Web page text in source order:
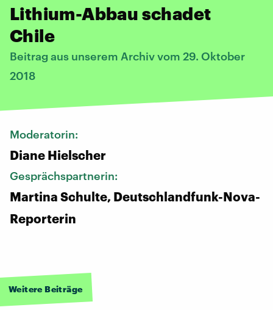
Lithium-Abbau schadet
Chile
Beitrag aus unserem Archiv vom 29. Oktober
2018
Moderatorin:
Diane Hielscher
Gesprächspartnerin:
Martina Schulte, Deutschlandfunk-Nova-
Reporterin
Weitere Beiträge